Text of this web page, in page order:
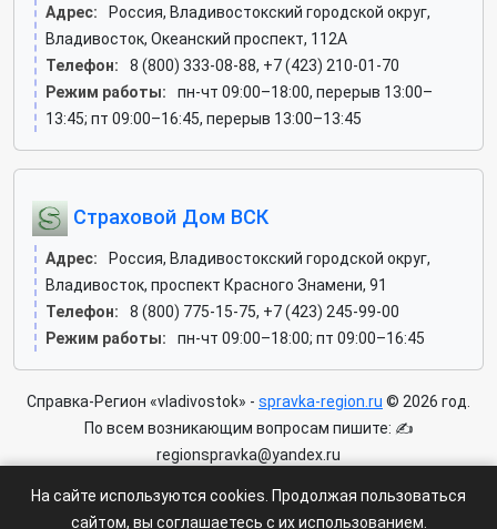
Адрес:
Россия, Владивостокский городской округ,
Владивосток, Океанский проспект, 112А
Телефон:
8 (800) 333-08-88, +7 (423) 210-01-70
Режим работы:
пн-чт 09:00–18:00, перерыв 13:00–
13:45; пт 09:00–16:45, перерыв 13:00–13:45
Страховой Дом ВСК
Адрес:
Россия, Владивостокский городской округ,
Владивосток, проспект Красного Знамени, 91
Телефон:
8 (800) 775-15-75, +7 (423) 245-99-00
Режим работы:
пн-чт 09:00–18:00; пт 09:00–16:45
Справка-Регион «vladivostok» - spravka-region.ru © 2026 год.
По всем возникающим вопросам пишите: ✍
regionspravka@yandex.ru
ограничения 6+.
На сайте используются cookies. Продолжая пользоваться
сайтом, вы соглашаетесь с их использованием.